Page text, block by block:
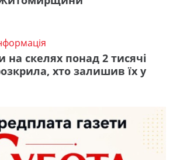
на скелях понад 2 тисячі
хто залишив їх у